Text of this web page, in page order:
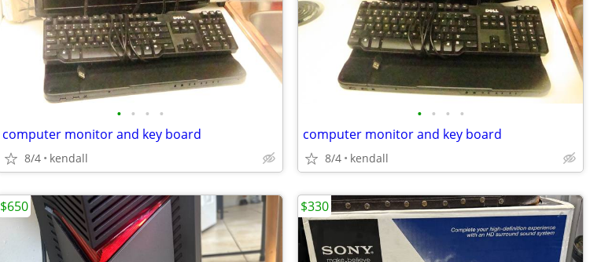
• • • •
computer monitor and key board
8/4 kendall
• • • •
computer monitor and key board
8/4 kendall
$650 $330